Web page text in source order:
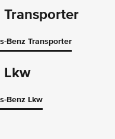
Transporter
Benz Transporter
Lkw
Benz Lkw